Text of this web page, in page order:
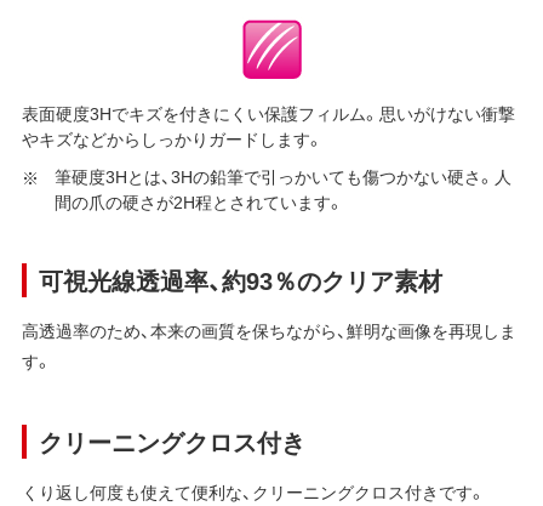
表面硬度3Hでキズを付きにくい保護フィルム。思いがけない衝撃
やキズなどからしっかりガードします。
筆硬度3Hとは、3Hの鉛筆で引っかいても傷つかない硬さ。人
間の爪の硬さが2H程とされています。
可視光線透過率、約93％のクリア素材
高透過率のため、本来の画質を保ちながら、鮮明な画像を再現しま
す。
クリーニングクロス付き
くり返し何度も使えて便利な、クリーニングクロス付きです。